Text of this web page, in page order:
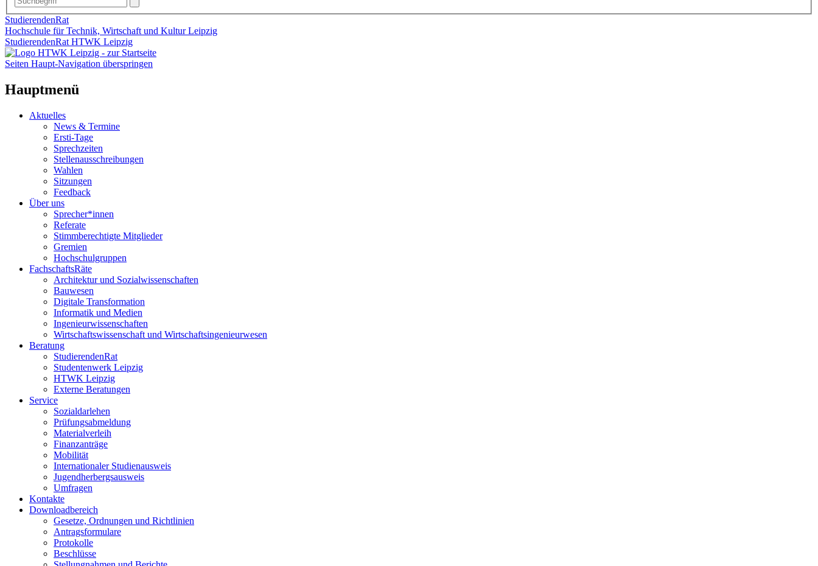
StudierendenRat
Hochschule für Technik, Wirtschaft und Kultur Leipzig
StudierendenRat HTWK Leipzig
Seiten Haupt-Navigation überspringen
Hauptmenü
Aktuelles
News & Termine
Ersti-Tage
Sprechzeiten
Stellenausschreibungen
Wahlen
Sitzungen
Feedback
Über uns
Sprecher*innen
Referate
Stimmberechtigte Mitglieder
Gremien
Hochschulgruppen
FachschaftsRäte
Architektur und Sozialwissenschaften
Bauwesen
Digitale Transformation
Informatik und Medien
Ingenieurwissenschaften
Wirtschaftswissenschaft und Wirtschaftsingenieurwesen
Beratung
StudierendenRat
Studentenwerk Leipzig
HTWK Leipzig
Externe Beratungen
Service
Sozialdarlehen
Prüfungsabmeldung
Materialverleih
Finanzanträge
Mobilität
Internationaler Studienausweis
Jugendherbergsausweis
Umfragen
Kontakte
Downloadbereich
Gesetze, Ordnungen und Richtlinien
Antragsformulare
Protokolle
Beschlüsse